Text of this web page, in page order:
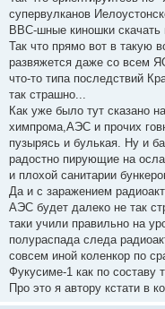
супервулканов
ВВС-шные киношки скачать
Так что прямо вот в такую
развяжется даже со всем
что-то типа последствий
так страшно...
Как уже было тут сказано
химпрома,АЭС и прочих
пузырясь и булькая. Ну и
радостно пирующие на
и плохой санитарии
Да и с заражением
АЭС будет далеко не так
таки учили правильно на
полураспада следа
совсем иной коленкор по
Фукусиме-1 как по составу
Про это я автору кстати в